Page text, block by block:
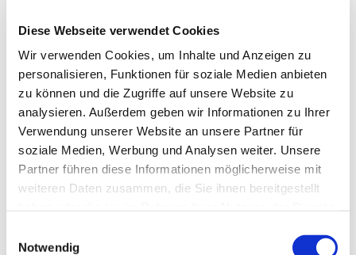
Diese Webseite verwendet Cookies
Wir verwenden Cookies, um Inhalte und Anzeigen zu
personalisieren, Funktionen für soziale Medien anbieten
zu können und die Zugriffe auf unsere Website zu
analysieren. Außerdem geben wir Informationen zu Ihrer
Verwendung unserer Website an unsere Partner für
soziale Medien, Werbung und Analysen weiter. Unsere
Partner führen diese Informationen möglicherweise mit
weiteren Daten zusammen, die Sie ihnen bereitgestellt
Notwendig